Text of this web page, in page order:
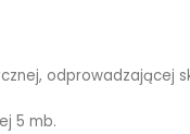
odprowadzającej
5 mb.